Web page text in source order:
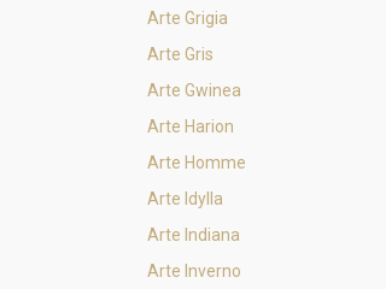
Arte Grigia
Arte Gris
Arte Gwinea
Arte Harion
Arte Homme
Arte Idylla
Arte Indiana
Arte Inverno